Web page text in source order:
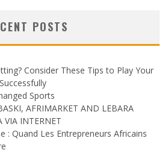
POSTS
Consider These Tips to Play Your
Sports
AFRIMARKET AND LEBARA
VIA INTERNET
: Quand Les Entrepreneurs Africains